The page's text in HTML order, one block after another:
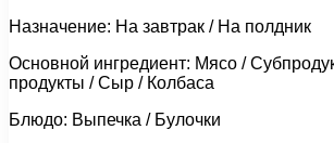
Назначение: На завтрак / На полдник
Основной ингредиент: Мясо /
продукты / Сыр / Колбаса
Блюдо: Выпечка / Булочки